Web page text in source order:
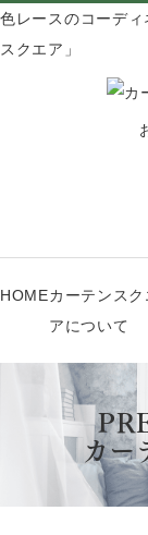
色レースのコーデ
スクエア」
HOMEカーテンスク
アについて
カー